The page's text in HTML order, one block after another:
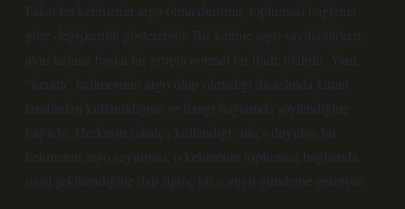
Fakat bu kelimenin argo olma durumu, toplumsal bağlama
göre değişkenlik gösterebilir. Bir kelime argo sayılabilirken,
aynı kelime başka bir grupta normal bir ifade olabilir. Yani,
“kerata” kelimesinin argo olup olmadığı da aslında kimin
tarafından kullanıldığına ve hangi bağlamda söylendiğine
bağlıdır. Herkesin rahatça kullandığı, sıkça duyulan bir
kelimenin argo sayılması, o kelimenin toplumsal bağlamda
nasıl şekillendiğine dair ilginç bir soruyu gündeme getiriyor.